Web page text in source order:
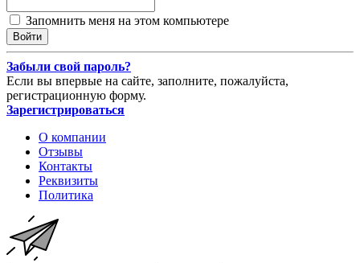
Запомнить меня на этом компьютере
Забыли свой пароль?
Если вы впервые на сайте, заполните, пожалуйста,
регистрационную форму.
Зарегистрироваться
О компании
Отзывы
Контакты
Реквизиты
Политика